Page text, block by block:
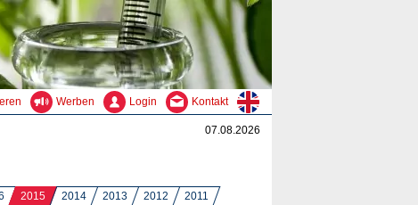
Werben Login Kontakt
07.08.2026
2015 2014 2013 2012
2011